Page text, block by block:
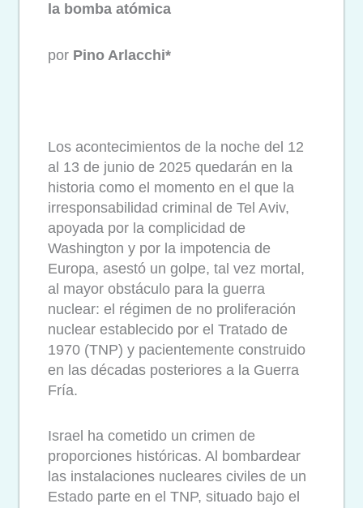
la bomba atómica
por Pino Arlacchi*
Los acontecimientos de la noche del 12
al 13 de junio de 2025 quedarán en la
historia como el momento en el que la
irresponsabilidad criminal de Tel Aviv,
apoyada por la complicidad de
Washington y por la impotencia de
Europa, asestó un golpe, tal vez mortal,
al mayor obstáculo para la guerra
nuclear: el régimen de no proliferación
nuclear establecido por el Tratado de
1970 (TNP) y pacientemente construido
en las décadas posteriores a la Guerra
Fría.
Israel ha cometido un crimen de
proporciones históricas. Al bombardear
las instalaciones nucleares civiles de un
Estado parte en el TNP, situado bajo el